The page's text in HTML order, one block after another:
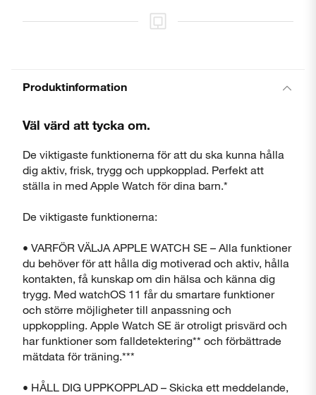
Produktinformation
Väl värd att tycka om.
De viktigaste funktionerna för att du ska kunna hålla
dig aktiv, frisk, trygg och uppkopplad. Perfekt att
ställa in med Apple Watch för dina barn.*
De viktigaste funktionerna:
• VARFÖR VÄLJA APPLE WATCH SE – Alla funktioner
du behöver för att hålla dig motiverad och aktiv, hålla
kontakten, få kunskap om din hälsa och känna dig
trygg. Med watchOS 11 får du smartare funktioner
och större möjligheter till anpassning och
uppkoppling. Apple Watch SE är otroligt prisvärd och
har funktioner som falldetektering** och förbättrade
mätdata för träning.***
• HÅLL DIG UPPKOPPLAD – Skicka ett meddelande,